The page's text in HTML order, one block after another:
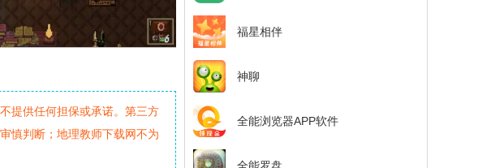
提供任何担保或承诺。第三方
慎判断；地理教师下载网不为
福星相伴
神聊
全能浏览器APP软件